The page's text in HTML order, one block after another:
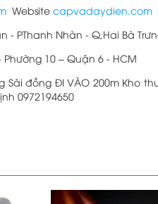
Website capvadaydien.com
- PThanh Nhàn - Q,Hai Bà
Phường 10 – Quận 6 - HCM
Sài đồng ĐI VÀO 200m Kho
0972194650